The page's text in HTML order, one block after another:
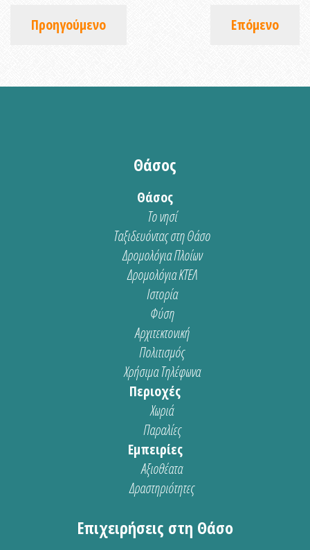
Προηγούμενο Επόμενο
Θάσος
Θάσος
Το νησί
Ταξιδευόντας στη Θάσο
Δρομολόγια Πλοίων
Δρομολόγια ΚΤΕΛ
Ιστορία
Φύση
Αρχιτεκτονική
Πολιτισμός
Χρήσιμα Τηλέφωνα
Περιοχές
Χωριά
Παραλίες
Εμπειρίες
Αξιοθέατα
Δραστηριότητες
Επιχειρήσεις στη Θάσο